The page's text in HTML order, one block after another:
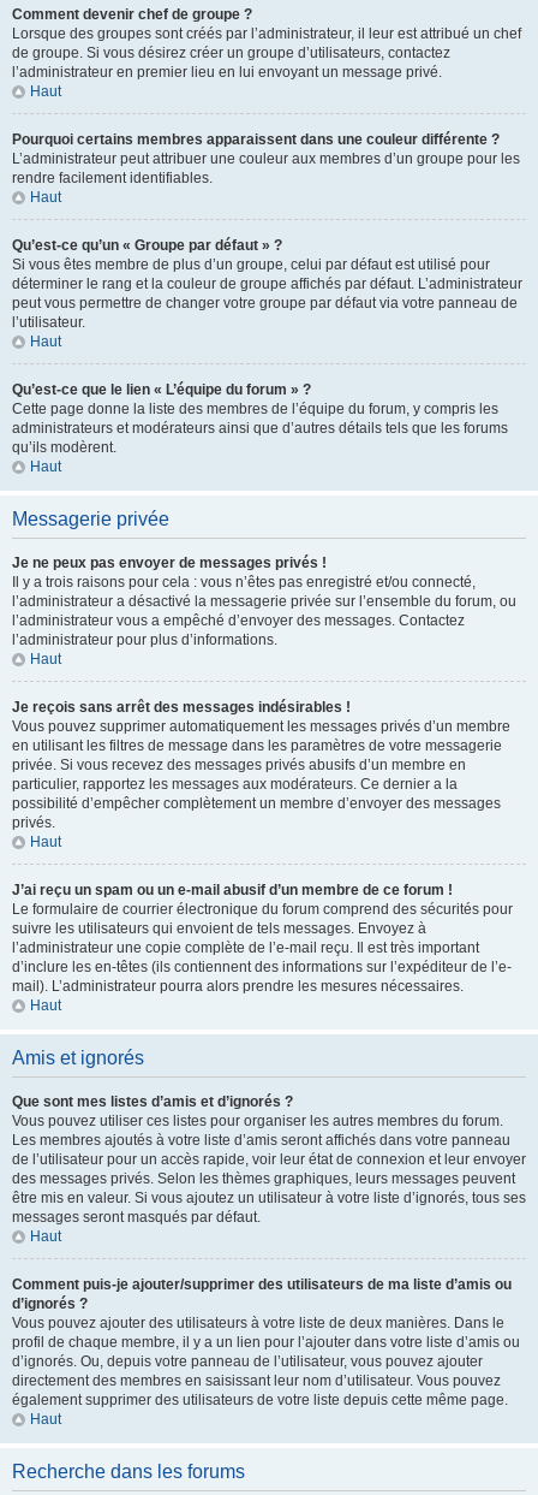
Comment devenir chef de groupe ?
Lorsque des groupes sont créés par l’administrateur, il leur est attribué un chef
de groupe. Si vous désirez créer un groupe d’utilisateurs, contactez
l’administrateur en premier lieu en lui envoyant un message privé.
Haut
Pourquoi certains membres apparaissent dans une couleur différente ?
L’administrateur peut attribuer une couleur aux membres d’un groupe pour les
rendre facilement identifiables.
Haut
Qu’est-ce qu’un « Groupe par défaut » ?
Si vous êtes membre de plus d’un groupe, celui par défaut est utilisé pour
déterminer le rang et la couleur de groupe affichés par défaut. L’administrateur
peut vous permettre de changer votre groupe par défaut via votre panneau de
l’utilisateur.
Haut
Qu’est-ce que le lien « L’équipe du forum » ?
Cette page donne la liste des membres de l’équipe du forum, y compris les
administrateurs et modérateurs ainsi que d’autres détails tels que les forums
qu’ils modèrent.
Haut
Messagerie privée
Je ne peux pas envoyer de messages privés !
Il y a trois raisons pour cela : vous n’êtes pas enregistré et/ou connecté,
l’administrateur a désactivé la messagerie privée sur l’ensemble du forum, ou
l’administrateur vous a empêché d’envoyer des messages. Contactez
l’administrateur pour plus d’informations.
Haut
Je reçois sans arrêt des messages indésirables !
Vous pouvez supprimer automatiquement les messages privés d’un membre
en utilisant les filtres de message dans les paramètres de votre messagerie
privée. Si vous recevez des messages privés abusifs d’un membre en
particulier, rapportez les messages aux modérateurs. Ce dernier a la
possibilité d’empêcher complètement un membre d’envoyer des messages
privés.
Haut
J’ai reçu un spam ou un e-mail abusif d’un membre de ce forum !
Le formulaire de courrier électronique du forum comprend des sécurités pour
suivre les utilisateurs qui envoient de tels messages. Envoyez à
l’administrateur une copie complète de l’e-mail reçu. Il est très important
d’inclure les en-têtes (ils contiennent des informations sur l’expéditeur de l’e-
mail). L’administrateur pourra alors prendre les mesures nécessaires.
Haut
Amis et ignorés
Que sont mes listes d’amis et d’ignorés ?
Vous pouvez utiliser ces listes pour organiser les autres membres du forum.
Les membres ajoutés à votre liste d’amis seront affichés dans votre panneau
de l’utilisateur pour un accès rapide, voir leur état de connexion et leur envoyer
des messages privés. Selon les thèmes graphiques, leurs messages peuvent
être mis en valeur. Si vous ajoutez un utilisateur à votre liste d’ignorés, tous ses
messages seront masqués par défaut.
Haut
Comment puis-je ajouter/supprimer des utilisateurs de ma liste d’amis ou
d’ignorés ?
Vous pouvez ajouter des utilisateurs à votre liste de deux manières. Dans le
profil de chaque membre, il y a un lien pour l’ajouter dans votre liste d’amis ou
d’ignorés. Ou, depuis votre panneau de l’utilisateur, vous pouvez ajouter
directement des membres en saisissant leur nom d’utilisateur. Vous pouvez
également supprimer des utilisateurs de votre liste depuis cette même page.
Haut
Recherche dans les forums